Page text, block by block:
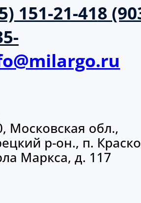
151-21-418
Московская обл.,
р-он., п.
Маркса, д. 117